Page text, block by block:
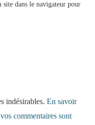
dans le navigateur pour
indésirables. En savoir
commentaires sont